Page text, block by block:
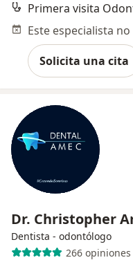
Primera visita
Solicita una cita
Dr. Christopher
Dentista - odontólogo
266 opiniones